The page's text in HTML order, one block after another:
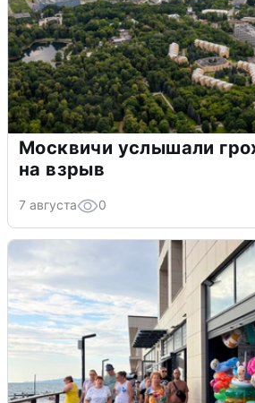
Москвичи услышали
на взрыв
7 августа 0